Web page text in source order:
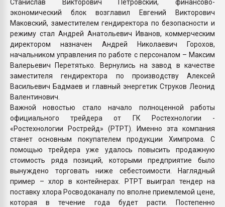
Станислав Викторович Петровский, финансово-
экономический блок возглавил Евгений Викторович
Маковский, заместителем гендиректора по безопасности и
режиму стал Андрей Анатольевич Иванов, коммерческим
директором назначен Андрей Николаевич Горохов,
начальником управления по работе с персоналом – Максим
Валерьевич Перетятько. Вернулись на завод в качестве
заместителя гендиректора по производству Алексей
Васильевич Бадмаев и главный энергетик Струков Леонид
Валентинович.
Важной новостью стало начало полноценной работы
официального трейдера от ГК Ростехнологии -
«Ростехнологии Рострейд» (РТРТ). Именно эта компания
станет основным покупателем продукции Химпрома. С
помощью трейдера уже удалось повысить продажную
стоимость ряда позиций, которыми предприятие было
вынуждено торговать ниже себестоимости. Наглядный
пример – хлор в контейнерах. РТРТ выиграл тендер на
поставку хлора Росводоканалу по вполне приемлемой цене,
которая в течение года будет расти. Постепенно